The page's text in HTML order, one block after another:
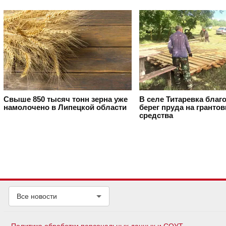
Свыше 850 тысяч тонн зерна уже
намолочено в Липецкой области
В селе Титаревка
берег пруда на
средства
Все новости